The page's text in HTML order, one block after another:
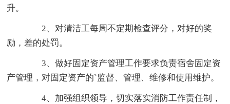
升。
2、对清洁工每周不定期检查评分，对好的奖
励，差的处罚。
3、做好固定资产管理工作要求负责宿舍固定资
产管理，对固定资产的`监督、管理、维修和使用维护。
4、加强组织领导，切实落实消防工作责任制，